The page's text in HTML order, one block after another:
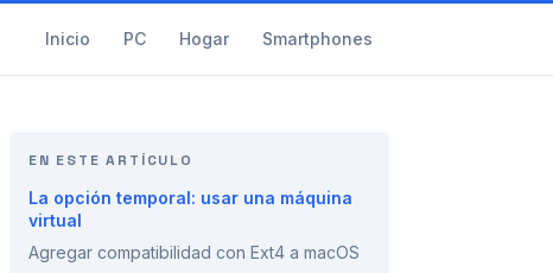
Inicio PC Hogar Smartphones
EN ESTE ARTÍCULO
La opción temporal: usar una máquina
virtual
Agregar compatibilidad con Ext4 a macOS